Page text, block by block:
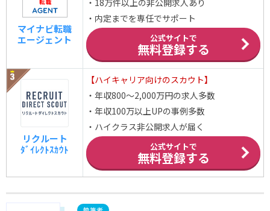
マイナビ転職
エージェント
・内定までを専任でサポート
公式サイトで
無料登録する
リクルート
ﾀﾞｲﾚｸﾄｽｶｳﾄ
【ハイキャリア向けのスカウト】
・年収800～2,000万円の求人多数
・年収100万以上UPの事例多数
・ハイクラス非公開求人が届く
公式サイトで
無料登録する